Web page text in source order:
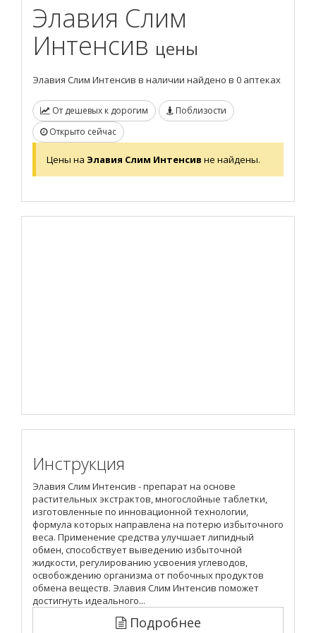
Элавия Слим
Интенсив цены
Элавия Слим Интенсив в наличии найдено в 0 аптеках
От дешевых к дорогим
Поблизости
Открыто сейчас
Цены на Элавия Слим Интенсив не найдены.
Инструкция
Элавия Слим Интенсив - препарат на основе
растительных экстрактов, многослойные таблетки,
изготовленные по инновационной технологии,
формула которых направлена на потерю избыточного
веса. Применение средства улучшает липидный
обмен, способствует выведению избыточной
жидкости, регулированию усвоения углеводов,
освобождению организма от побочных продуктов
обмена веществ. Элавия Слим Интенсив поможет
достигнуть идеального...
Подробнее